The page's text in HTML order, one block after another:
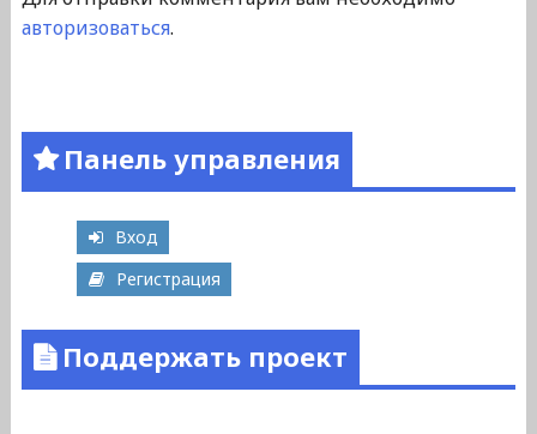
авторизоваться.
Панель управления
Вход
Регистрация
Поддержать проект